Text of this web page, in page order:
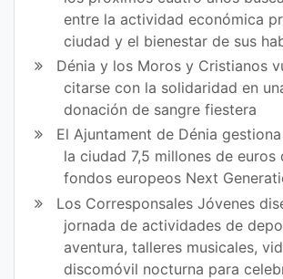
entre la actividad económica
ciudad y el bienestar de sus
Dénia y los Moros y Cristianos
citarse con la solidaridad en
donación de sangre fiestera
El Ajuntament de Dénia
la ciudad 7,5 millones de euros
fondos europeos Next
Los Corresponsales Jóvenes
jornada de actividades de
aventura, talleres musicales,
discomóvil nocturna para